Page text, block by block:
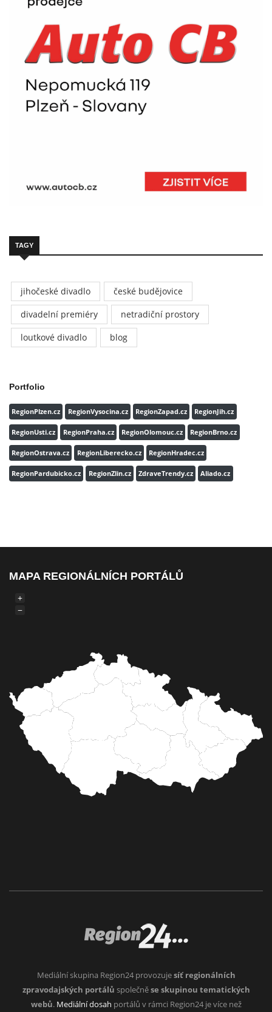
TAGY
jihočeské divadlo
české budějovice
divadelní premiéry
netradiční prostory
loutkové divadlo
blog
Portfolio
RegionPlzen.cz RegionVysocina.cz RegionZapad.cz RegionJih.cz
RegionUsti.cz RegionPraha.cz RegionOlomouc.cz RegionBrno.cz
RegionOstrava.cz RegionLiberecko.cz RegionHradec.cz
RegionPardubicko.cz RegionZlin.cz ZdraveTrendy.cz Aliado.cz
MAPA REGIONÁLNÍCH PORTÁLŮ
+
−
Mediální skupina Region24 provozujesíť regionálních
zpravodajských portálů společněse skupinou tematických
webů. Mediální dosah portálů v rámci Region24 je více než